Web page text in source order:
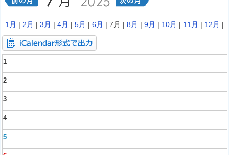
1月 | 2月 | 3月 | 4月 | 5月 | 6月 | 7月 | 8月 | 9月 | 10月 | 11月 | 12月 |
1
2
3
4
5